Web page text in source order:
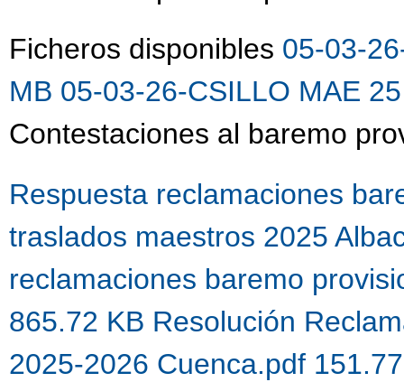
Ficheros disponibles 05-03-
MB 05-03-26-CSILLO MAE
Contestaciones al baremo
Respuesta reclamaciones
traslados maestros 2025
reclamaciones baremo
865.72 KB Resolución
2025-2026 Cuenca.pdf